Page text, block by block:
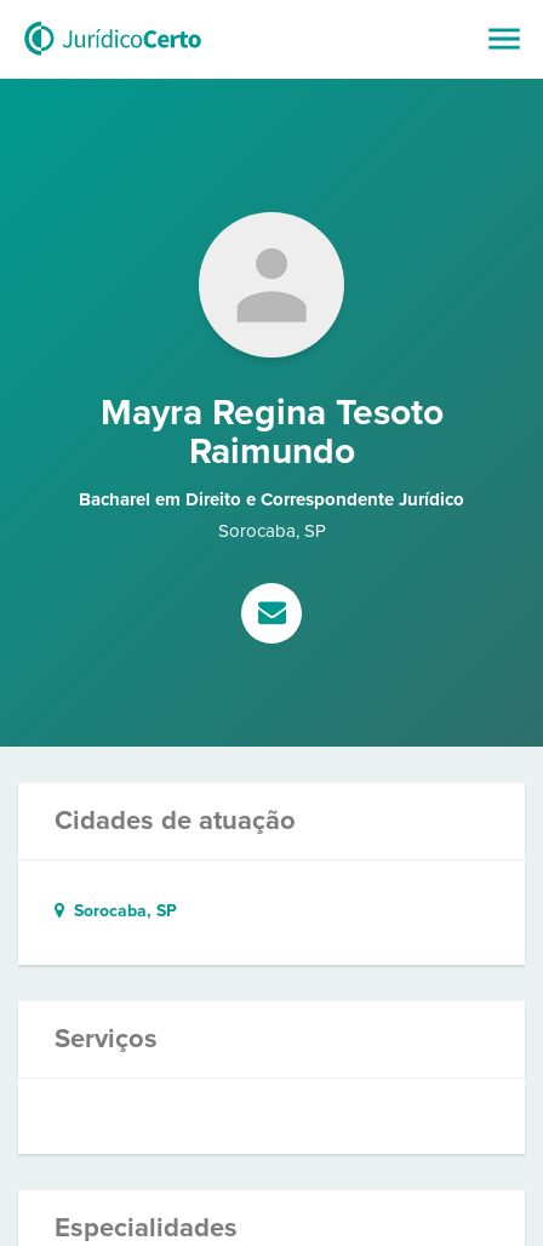
Mayra Regina Tesoto
Raimundo
Bacharel em Direito e Correspondente Jurídico
Sorocaba, SP
Cidades de atuação
Sorocaba, SP
Serviços
Especialidades